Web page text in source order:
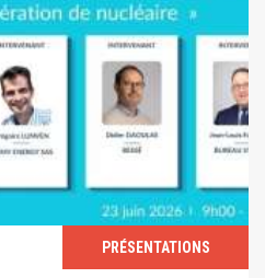
PRÉSENTATIONS